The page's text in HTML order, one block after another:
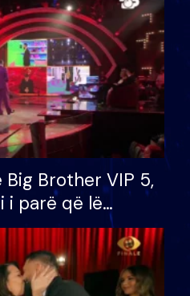
Big Brother VIP 5,
i parë që lë
mundësinë për
madh